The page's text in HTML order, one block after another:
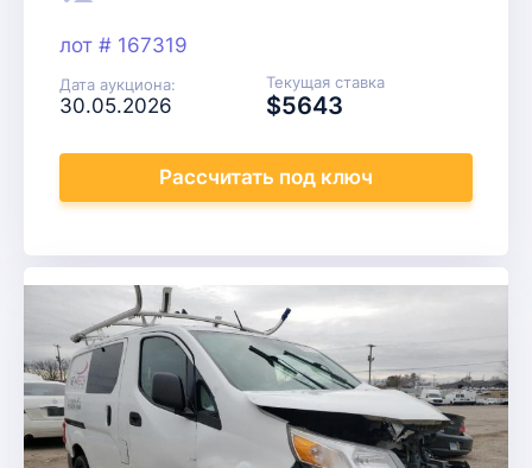
лот # 167319
Дата аукциона:
30.05.2026
Текущая ставка
$5643
Рассчитать под ключ